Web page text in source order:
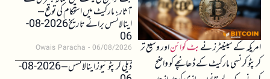
امریکہ کے سینیٹرز نےبٹ کوائناور وسیع تر
کرپٹو کرنسی مارکیٹ کے ڈھانچے کو واضح
آثار، مارکیٹ میں استحکام کی توقع –
اینالائسس برائے تاریخ 2026-08-
06
Owais Paracha 06/08/2026
ڈیلی کرپٹو نیوز اینالائسس – 2026-08-